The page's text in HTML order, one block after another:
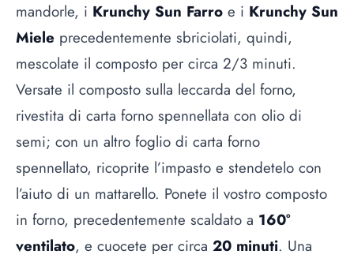
mandorle, i Krunchy Sun Farro e i Krunchy Sun
Miele precedentemente sbriciolati, quindi,
mescolate il composto per circa 2/3 minuti.
Versate il composto sulla leccarda del forno,
rivestita di carta forno spennellata con olio di
semi; con un altro foglio di carta forno
spennellato, ricoprite l’impasto e stendetelo con
l’aiuto di un mattarello. Ponete il vostro composto
in forno, precedentemente scaldato a 160°
ventilato, e cuocete per circa 20 minuti. Una